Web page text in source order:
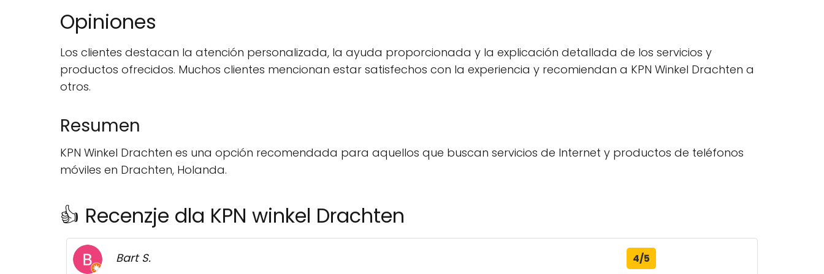
Opiniones
Los clientes destacan la atención personalizada, la ayuda proporcionada y la explicación detallada de los servicios y
productos ofrecidos. Muchos clientes mencionan estar satisfechos con la experiencia y recomiendan a KPN Winkel Drachten a
otros.
Resumen
KPN Winkel Drachten es una opción recomendada para aquellos que buscan servicios de Internet y productos de teléfonos
móviles en Drachten, Holanda.
👍 Recenzje dla KPN winkel Drachten
Bart S. 4/5